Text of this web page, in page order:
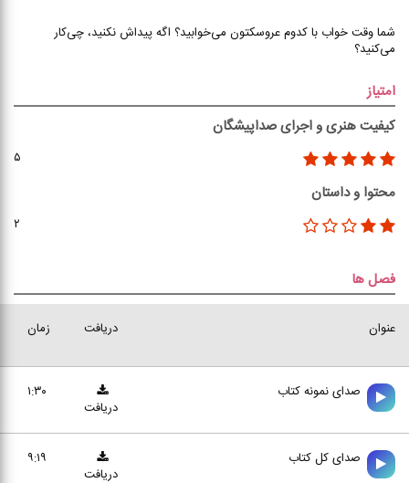
شما وقت خواب با کدوم عروسکتون می‌‌‌خوابید؟ اگه پیداش نکنید، چی‌‌کار
می‌کنید؟
امتیاز
کیفیت هنری و اجرای صداپیشگان
۵
محتوا و داستان
۲
فصل ها
عنوان زمان دریافت
صدای نمونه کتاب
۱:۳۰
دریافت
صدای کل کتاب
۹:۱۹
دریافت